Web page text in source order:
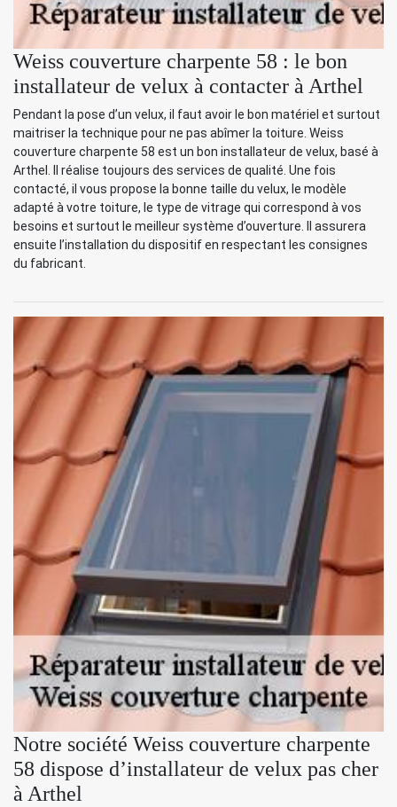
Weiss couverture charpente 58 : le bon
installateur de velux à contacter à Arthel
Pendant la pose d’un velux, il faut avoir le bon matériel et surtout
maitriser la technique pour ne pas abîmer la toiture. Weiss
couverture charpente 58 est un bon installateur de velux, basé à
Arthel. Il réalise toujours des services de qualité. Une fois
contacté, il vous propose la bonne taille du velux, le modèle
adapté à votre toiture, le type de vitrage qui correspond à vos
besoins et surtout le meilleur système d’ouverture. Il assurera
ensuite l’installation du dispositif en respectant les consignes
du fabricant.
Notre société Weiss couverture charpente
58 dispose d’installateur de velux pas cher
à Arthel